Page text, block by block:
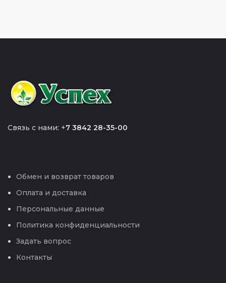
Связь с нами: +7 3842 28-35-00
Обмен и возврат товаров
Оплата и доставка
Персональные данные
Политика конфиденциальности
Задать вопрос
Контакты